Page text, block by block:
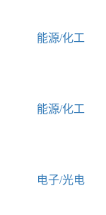
能源/化工
能源/化工
电子/光电